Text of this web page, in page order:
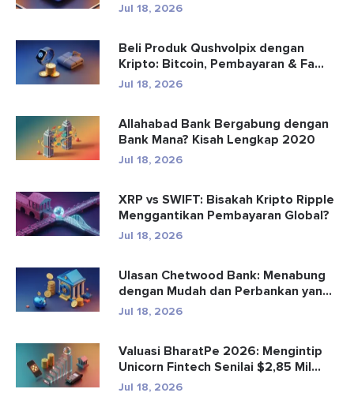
Jul 18, 2026
Beli Produk Qushvolpix dengan
Kripto: Bitcoin, Pembayaran & Fa...
Jul 18, 2026
Allahabad Bank Bergabung dengan
Bank Mana? Kisah Lengkap 2020
Jul 18, 2026
XRP vs SWIFT: Bisakah Kripto Ripple
Menggantikan Pembayaran Global?
Jul 18, 2026
Ulasan Chetwood Bank: Menabung
dengan Mudah dan Perbankan yang
Aman
Jul 18, 2026
Valuasi BharatPe 2026: Mengintip
Unicorn Fintech Senilai $2,85 Mil...
Jul 18, 2026